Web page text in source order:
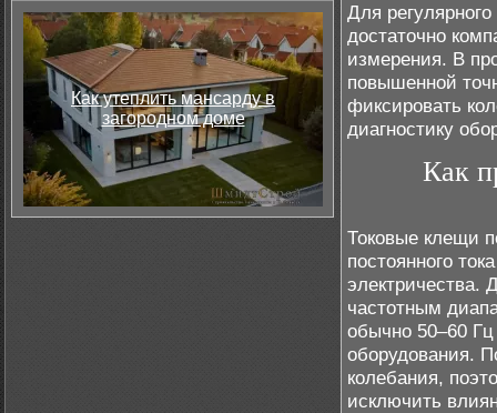
Как утеплить мансарду в
загородном доме
Для
достаточно
измерения. В
повышенной
фиксировать
диагностику
Как
Токовые клещи
постоянного
электричества.
частотным
обычно 50–60
оборудования.
колебания,
исключить